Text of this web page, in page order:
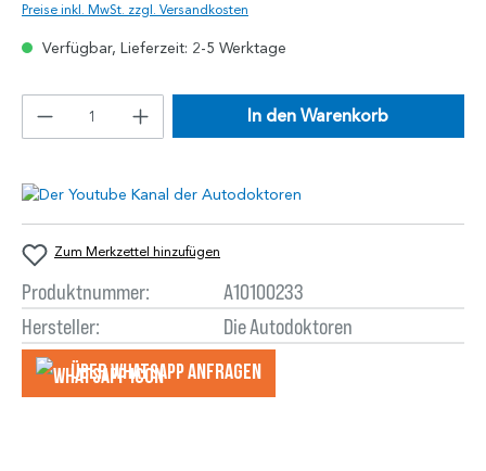
Preise inkl. MwSt. zzgl. Versandkosten
Verfügbar, Lieferzeit: 2-5 Werktage
In den Warenkorb
Zum Merkzettel hinzufügen
Produktnummer:
A10100233
Hersteller:
Die Autodoktoren
Über WhatsApp anfragеn